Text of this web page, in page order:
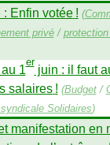
: Enfin votée ! (
privé/ protection
au 1erjuin : il faut
salaires ! (Budget/
Solidaires)
manifestation en